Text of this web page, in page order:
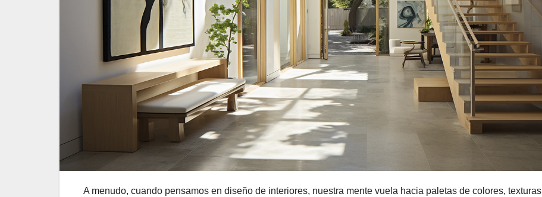
A menudo, cuando pensamos en diseño de interiores, nuestra mente vuela hacia paletas de colores, texturas